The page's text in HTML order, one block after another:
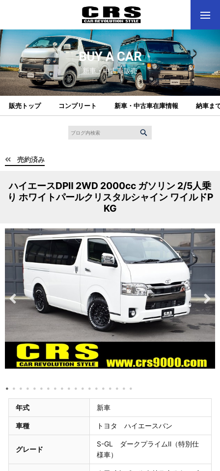
BUY A CAR
新車・中古車販売
販売トップ コンプリート 新車・中古車在庫情報 納車ま
売約済み
ハイエースDPⅡ 2WD 2000cc ガソリン 2/5人乗
り ホワイトパールクリスタルシャイン ワイルドP
KG
年式 新車
車種 トヨタ ハイエースバン
グレード
S-GL ダークプライムⅡ（特別仕
様車）